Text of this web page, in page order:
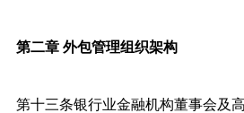
第二章 外包管理组织架构
第十三条银行业金融机构董事会及